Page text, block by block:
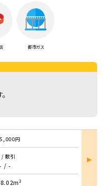
都市ガス
5,000円
敷引
- / -
部屋
詳細